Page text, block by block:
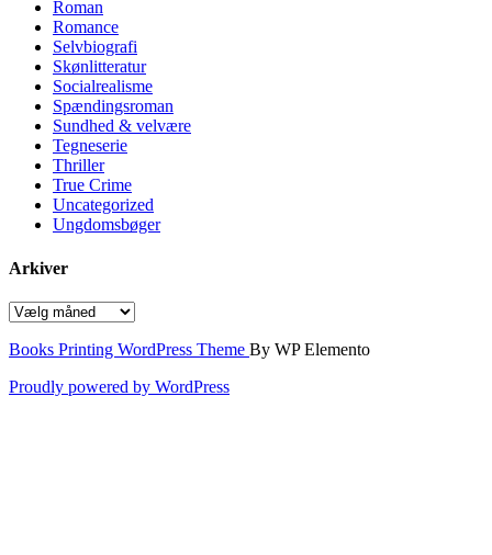
Roman
Romance
Selvbiografi
Skønlitteratur
Socialrealisme
Spændingsroman
Sundhed & velvære
Tegneserie
Thriller
True Crime
Uncategorized
Ungdomsbøger
Arkiver
Arkiver
Books Printing WordPress Theme By WP Elemento
Proudly powered by WordPress